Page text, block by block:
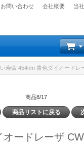
お問い合わせ 会社概要 当
寿命 454nm 青色ダイオードレ
商品8/17
商品リストに戻る
ードレーザ